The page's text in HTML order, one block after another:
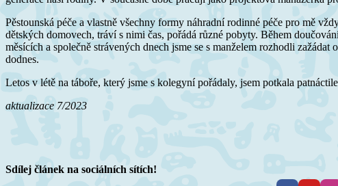
Pěstounská péče a vlastně všechny formy náhradní rodinné péče pro mě
dětských domovech, tráví s nimi čas, pořádá různé pobyty. Během
měsících a společně strávených dnech jsme se s manželem rozhodli
dodnes.
Letos v létě na táboře, který jsme s kolegyní pořádaly, jsem potkala
aktualizace 7/2023
Sdílej článek na sociálních sítích!